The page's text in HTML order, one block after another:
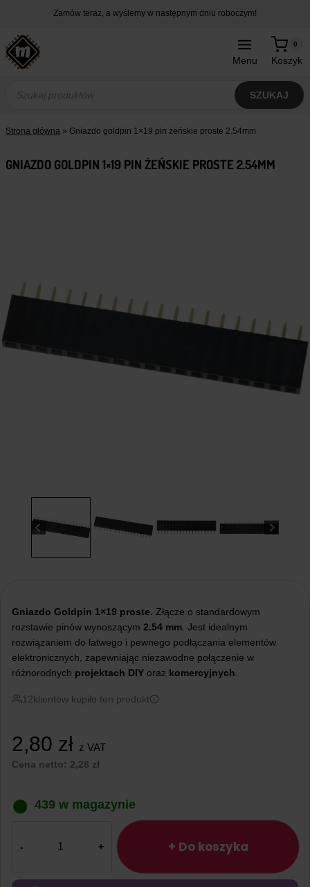
treści
Zamów teraz, a wyślemy w następnym dniu roboczym!
Menu Koszyk
0
produktów
SZUKAJ
Strona główna » Gniazdo goldpin 1×19 pin żeńskie proste 2.54mm
GNIAZDO GOLDPIN 1×19 PIN ŻEŃSKIE PROSTE 2.54MM
Gniazdo Goldpin 1×19 proste. Złącze o standardowym
rozstawie pinów wynoszącym 2.54 mm . Jest idealnym
rozwiązaniem do łatwego i pewnego podłączania elementów
elektronicznych, zapewniając niezawodne połączenie w
różnorodnych projektach DIY oraz komercyjnych
12klientów kupiło ten produkt
2,80 zł z VAT
Cena netto: 2,28 zł
439 w magazynie
+ Do koszyka